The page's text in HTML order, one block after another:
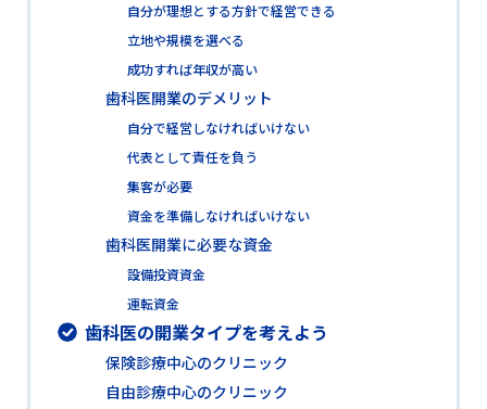
自分が理想とする方針で経営できる
立地や規模を選べる
成功すれば年収が高い
歯科医開業のデメリット
自分で経営しなければいけない
代表として責任を負う
集客が必要
資金を準備しなければいけない
歯科医開業に必要な資金
設備投資資金
運転資金
歯科医の開業タイプを考えよう
保険診療中心のクリニック
自由診療中心のクリニック